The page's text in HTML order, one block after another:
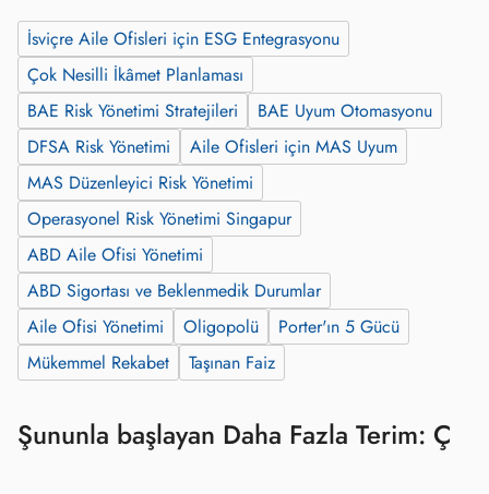
İsviçre Aile Ofisleri için ESG Entegrasyonu
Çok Nesilli İkâmet Planlaması
BAE Risk Yönetimi Stratejileri
BAE Uyum Otomasyonu
DFSA Risk Yönetimi
Aile Ofisleri için MAS Uyum
MAS Düzenleyici Risk Yönetimi
Operasyonel Risk Yönetimi Singapur
ABD Aile Ofisi Yönetimi
ABD Sigortası ve Beklenmedik Durumlar
Aile Ofisi Yönetimi
Oligopolü
Porter'ın 5 Gücü
Mükemmel Rekabet
Taşınan Faiz
Şununla başlayan Daha Fazla Terim: Ç